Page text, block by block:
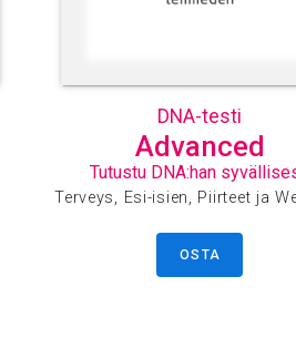
DNA-testi
Advanced
Tutustu DNA:han
Terveys, Esi-isien, Piirteet ja
OSTA